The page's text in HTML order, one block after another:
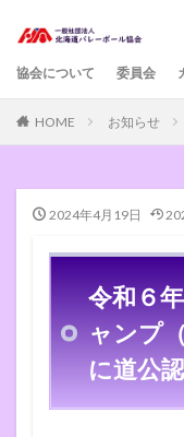
協会について 委員会
HOME お知らせ
2024年4月19日
令和６
ャンプ
に道公